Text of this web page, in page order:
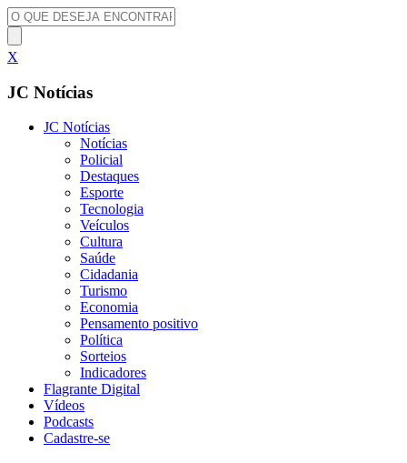
X
JC Notícias
JC Notícias
Notícias
Policial
Destaques
Esporte
Tecnologia
Veículos
Cultura
Saúde
Cidadania
Turismo
Economia
Pensamento positivo
Política
Sorteios
Indicadores
Flagrante Digital
Vídeos
Podcasts
Cadastre-se